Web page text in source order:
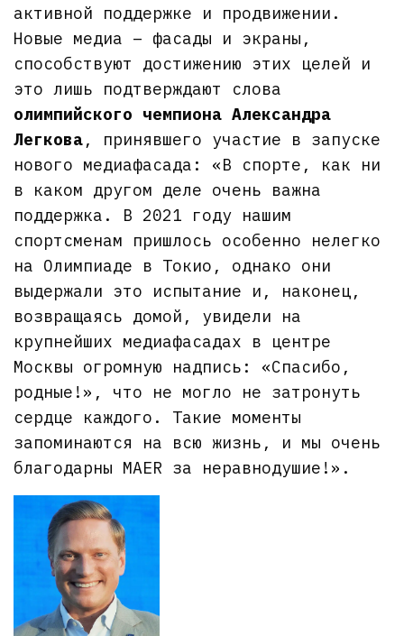
активной поддержке и продвижении.
Новые медиа – фасады и экраны,
способствуют достижению этих целей и
это лишь подтверждают слова
олимпийского чемпиона Александра
Легкова, принявшего участие в запуске
нового медиафасада: «В спорте, как ни
в каком другом деле очень важна
поддержка. В 2021 году нашим
спортсменам пришлось особенно нелегко
на Олимпиаде в Токио, однако они
выдержали это испытание и, наконец,
возвращаясь домой, увидели на
крупнейших медиафасадах в центре
Москвы огромную надпись: «Спасибо,
родные!», что не могло не затронуть
сердце каждого. Такие моменты
запоминаются на всю жизнь, и мы очень
благодарны MAER за неравнодушие!».